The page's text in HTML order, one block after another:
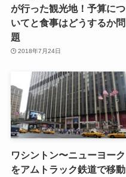
が行った観光地！予算につ
いてと食事はどうするか問
題
2018年7月24日
ワシントン〜ニューヨーク
をアムトラック鉄道で移動